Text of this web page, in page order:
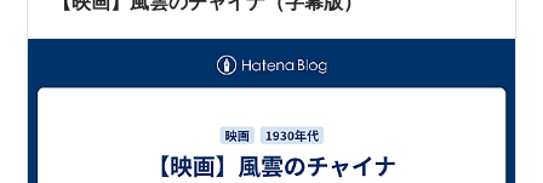
ィング
発売日:2006/12/14
メディア:DVD
購入